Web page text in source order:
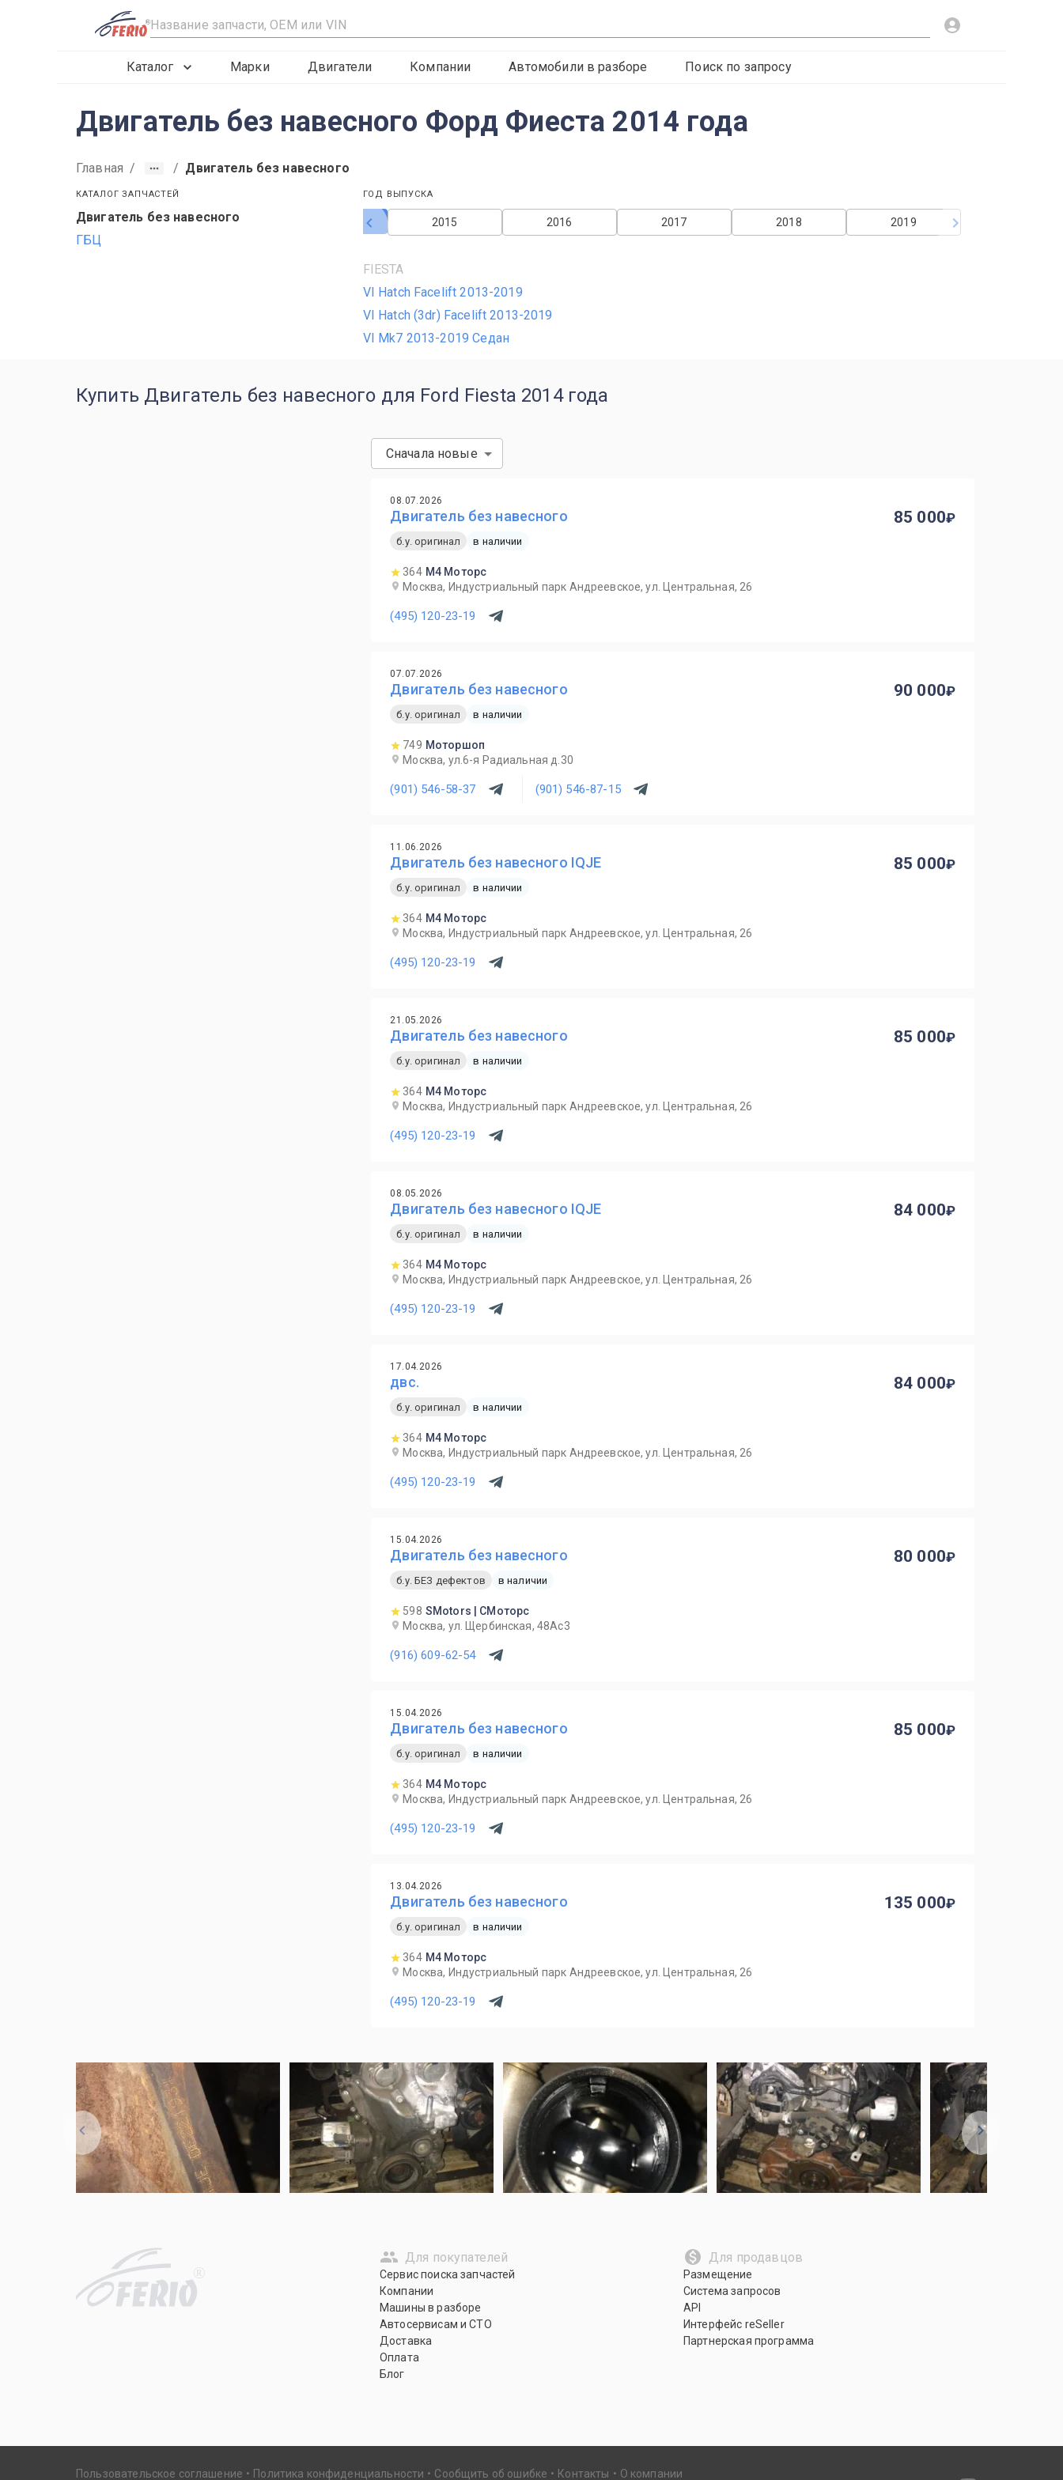
R
Каталог Марки Двигатели Компании Автомобили в разборе Поиск по запросу
Двигатель без навесного Форд Фиеста 2014 года
Главная / / Двигатель без навесного
КАТАЛОГ ЗАПЧАСТЕЙ
Двигатель без навесного
ГБЦ
ГОД ВЫПУСКА
2019
2018
2017
2016
2015
2013
2012
FIESTA
VI Hatch Facelift 2013-2019
VI Hatch (3dr) Facelift 2013-2019
VI Mk7 2013-2019 Седан
Купить Двигатель без навесного для Ford Fiesta 2014 года
Сначала новые
08.07.2026
Двигатель без навесного
б.у. оригинал в наличии
364 М4 Моторс
Москва, Индустриальный парк Андреевское, ул. Центральная, 26
(495) 120-23-19
85 000
07.07.2026
Двигатель без навесного
б.у. оригинал в наличии
749 Моторшоп
Москва, ул.6-я Радиальная д.30
(901) 546-58-37 (901) 546-87-15
90 000
11.06.2026
Двигатель без навесного IQJE
б.у. оригинал в наличии
364 М4 Моторс
Москва, Индустриальный парк Андреевское, ул. Центральная, 26
(495) 120-23-19
85 000
21.05.2026
Двигатель без навесного
б.у. оригинал в наличии
364 М4 Моторс
Москва, Индустриальный парк Андреевское, ул. Центральная, 26
(495) 120-23-19
85 000
08.05.2026
Двигатель без навесного IQJE
б.у. оригинал в наличии
364 М4 Моторс
Москва, Индустриальный парк Андреевское, ул. Центральная, 26
(495) 120-23-19
84 000
17.04.2026
двс.
б.у. оригинал в наличии
364 М4 Моторс
Москва, Индустриальный парк Андреевское, ул. Центральная, 26
(495) 120-23-19
84 000
15.04.2026
Двигатель без навесного
б.у. БЕЗ дефектов в наличии
598 SMotors | СМоторс
Москва, ул. Щербинская, 48Ас3
(916) 609-62-54
80 000
15.04.2026
Двигатель без навесного
б.у. оригинал в наличии
364 М4 Моторс
Москва, Индустриальный парк Андреевское, ул. Центральная, 26
(495) 120-23-19
85 000
13.04.2026
Двигатель без навесного
б.у. оригинал в наличии
364 М4 Моторс
Москва, Индустриальный парк Андреевское, ул. Центральная, 26
(495) 120-23-19
135 000
R
Для покупателей
Сервис поиска запчастей
Компании
Машины в разборе
Автосервисам и СТО
Доставка
Оплата
Блог
Для продавцов
Размещение
Система запросов
API
Интерфейс reSeller
Партнерская программа
Пользовательское соглашение Политика конфиденциальности Сообщить об ошибке Контакты О компании